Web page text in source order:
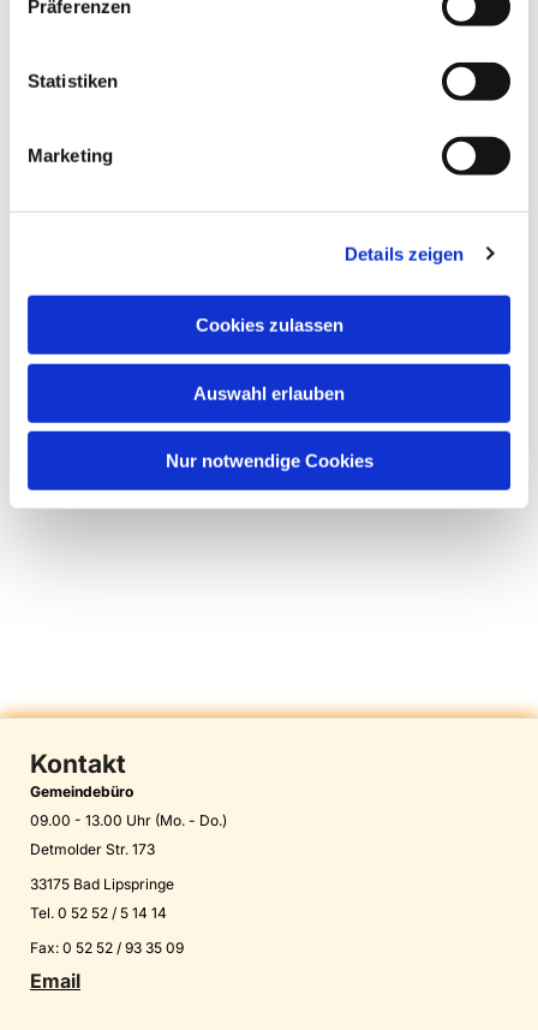
Präferenzen
Statistiken
Marketing
Details zeigen
Cookies zulassen
Auswahl erlauben
Nur notwendige Cookies
Kontakt
Gemeindebüro
09.00 - 13.00 Uhr (Mo. - Do.)
Detmolder Str. 173
33175 Bad Lipspringe
Tel. 0 52 52 / 5 14 14
Fax: 0 52 52 / 93 35 09
Email